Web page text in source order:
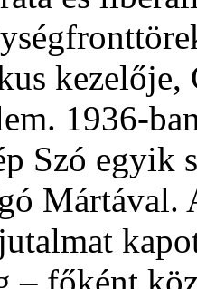
1936-
Szó egyik
– főként